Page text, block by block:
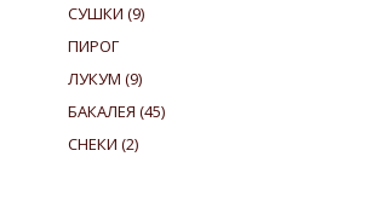
СУШКИ (9)
ПИРОГ
ЛУКУМ (9)
БАКАЛЕЯ (45)
СНЕКИ (2)